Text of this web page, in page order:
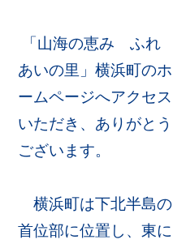
「山海の恵み ふれ
あいの里」横浜町のホ
ームページへアクセス
いただき、ありがとう
ございます。
横浜町は下北半島の
首位部に位置し、東に